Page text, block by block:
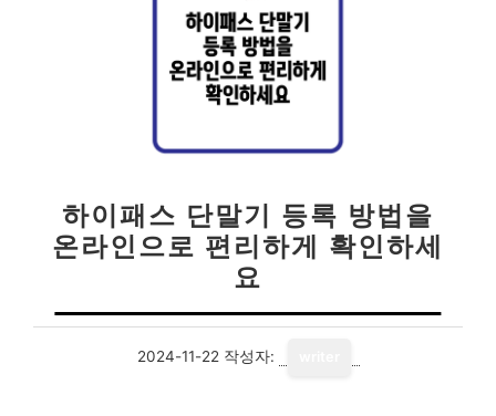
하이패스 단말기 등록 방법을
온라인으로 편리하게 확인하세
요
2024-11-22 작성자: